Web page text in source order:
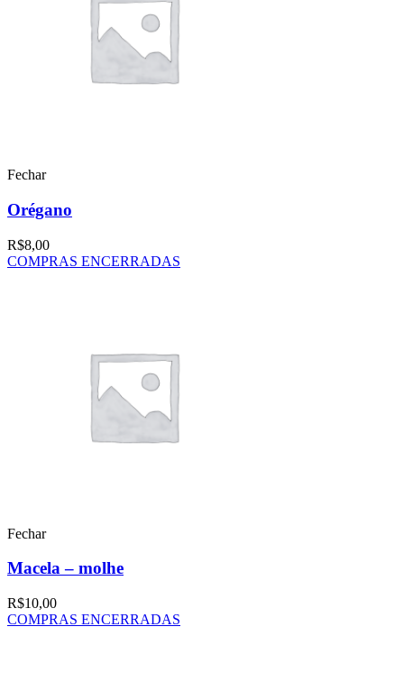
Fechar
Orégano
R$8,00
COMPRAS ENCERRADAS
Fechar
Macela – molhe
R$10,00
COMPRAS ENCERRADAS